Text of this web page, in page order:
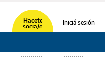
Hacete
socia/o
Iniciá sesión